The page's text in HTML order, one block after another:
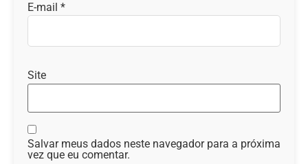
E-mail *
Site
Salvar meus dados neste navegador para a próxima
vez que eu comentar.